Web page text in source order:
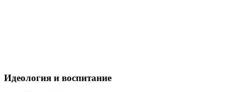
Идеология и воспитание